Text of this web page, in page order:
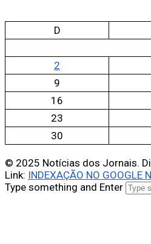
D
2
9
16
23
30
© 2025 Notícias dos Jornais.
Link: INDEXAÇÃO NO GOOGLE
Type something and Enter